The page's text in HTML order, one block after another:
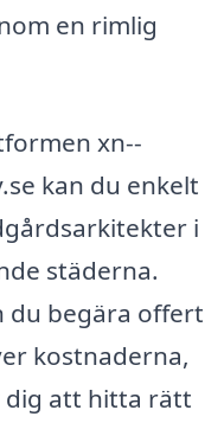
en rimlig
xn--
kan du enkelt
i
städerna.
du begära offert
kostnaderna,
dig att hitta rätt